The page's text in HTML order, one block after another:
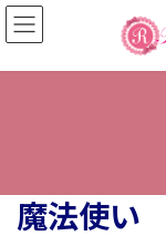
魔法使い